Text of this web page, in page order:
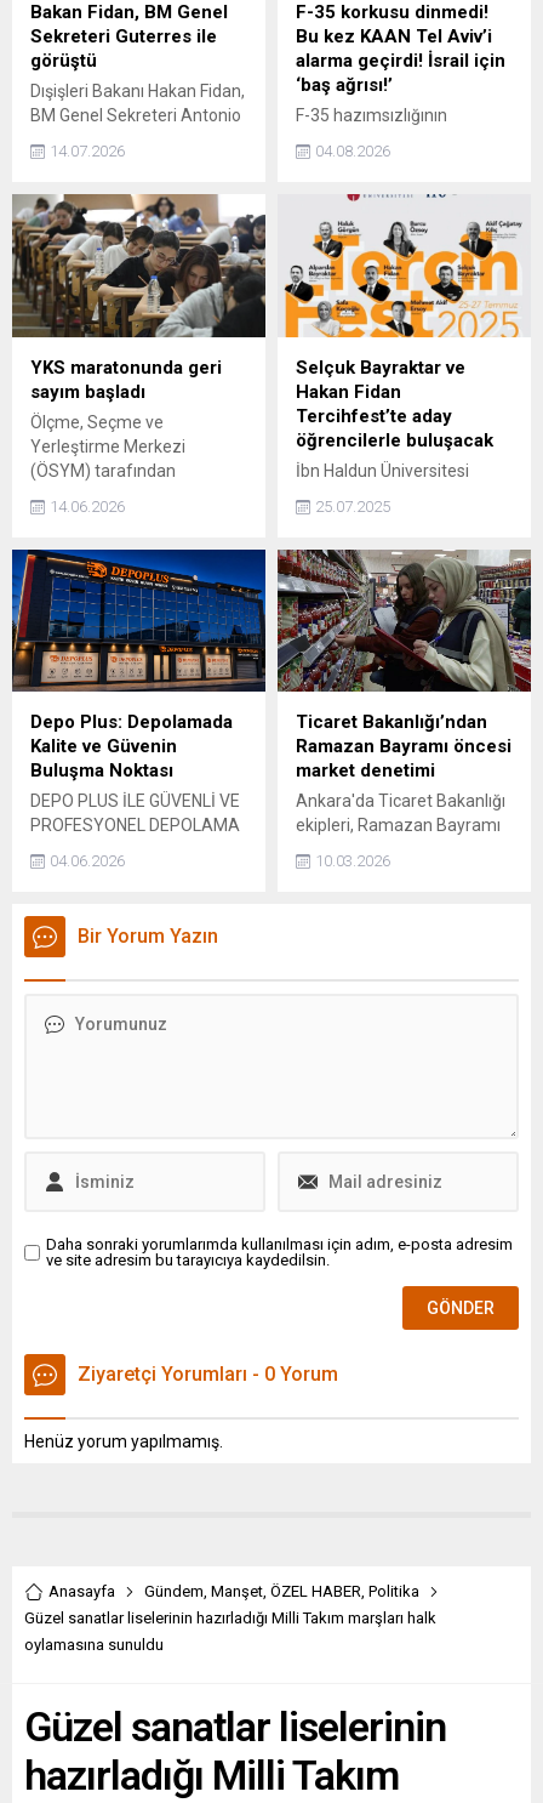
Bakan Fidan, BM Genel
Sekreteri Guterres ile
görüştü
Dışişleri Bakanı Hakan Fidan,
BM Genel Sekreteri Antonio
görüştü.
14.07.2026
F-35 korkusu dinmedi!
Bu kez KAAN Tel Aviv’i
alarma geçirdi! İsrail için
‘baş ağrısı!’
F-35 hazımsızlığının
bu kez KAAN manşetlerde
analizlerde, KAAN'ın İsrail
için "baş ağrısı" olabileceği
ifade edildi.
04.08.2026
YKS maratonunda geri
sayım başladı
Ölçme, Seçme ve
Yerleştirme Merkezi
(ÖSYM) tarafından
Kurumları Sınavı (YKS), 20-
gerçekleştirilecek.
14.06.2026
Selçuk Bayraktar ve
Hakan Fidan
Tercihfest’te aday
öğrencilerle buluşacak
İbn Haldun Üniversitesi
düzenlenen TercihFest,
yapmaları üzerine
kurgulanan programıyla,
Türkiye’nin dört bir yanından
başarılı aday öğrencileri bir
araya getiriyor.
25.07.2025
Depo Plus: Depolamada
Kalite ve Güvenin
Buluşma Noktası
DEPO PLUS İLE GÜVENLİ VE
PROFESYONEL DEPOLAMA
HİZMETİ Depo Plus, nakliyat
ve depolama sektöründe
anlayışıyla dikkat çekiyor.
Uzun yıllara dayanan
firma, müşterilerine
04.06.2026
Ticaret Bakanlığı’ndan
Ramazan Bayramı öncesi
market denetimi
Ankara'da Ticaret Bakanlığı
ekipleri, Ramazan Bayramı
öncesi temel gıda ürünleri
başta olmak üzere tüketim
10.03.2026
Bir Yorum Yazın
Daha sonraki yorumlarımda kullanılması için adım, e-posta adresim
ve site adresim bu tarayıcıya kaydedilsin.
Ziyaretçi Yorumları - 0 Yorum
Henüz yorum yapılmamış.
Anasayfa Gündem, Manşet, ÖZEL HABER, Politika
Güzel sanatlar liselerinin hazırladığı Milli Takım marşları halk
oylamasına sunuldu
Güzel sanatlar liselerinin
hazırladığı Milli Takım